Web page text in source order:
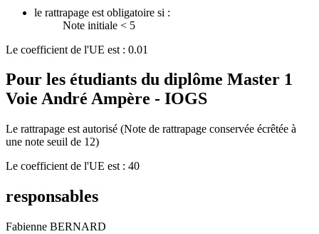
le rattrapage est obligatoire si :
Note initiale < 5
Le coefficient de l'UE est : 0.01
Pour les étudiants du diplôme Master 1
Voie André Ampère - IOGS
Le rattrapage est autorisé (Note de rattrapage conservée écrêtée à
une note seuil de 12)
Le coefficient de l'UE est : 40
responsables
Fabienne BERNARD